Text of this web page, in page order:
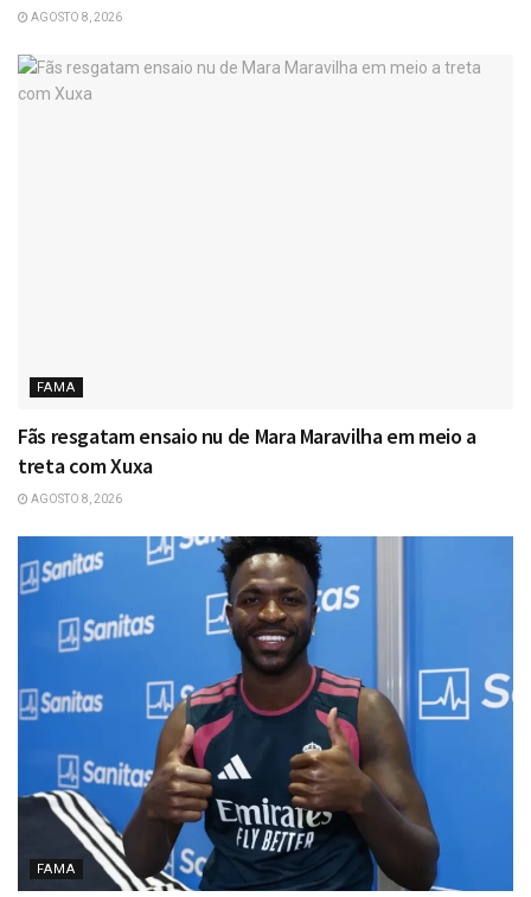
AGOSTO 8, 2026
FAMA
Fãs resgatam ensaio nu de Mara Maravilha em meio a
treta com Xuxa
AGOSTO 8, 2026
FAMA